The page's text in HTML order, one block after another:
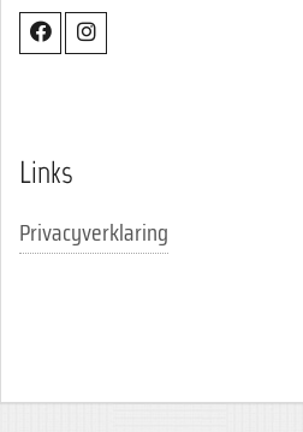
Links
Privacyverklaring